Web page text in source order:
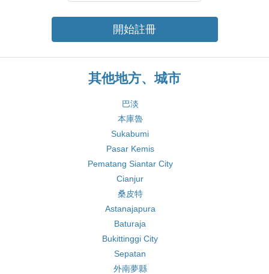
開始註冊
其他地方、城市
巴淡
本庫魯
Sukabumi
Pasar Kemis
Pematang Siantar City
Cianjur
桑皮特
Astanajapura
Baturaja
Bukittinggi City
Sepatan
外南夢縣